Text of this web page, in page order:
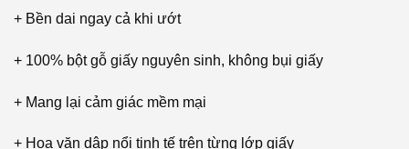
+ Bền dai ngay cả khi ướt
+ 100% bột gỗ giấy nguyên sinh, không bụi giấy
+ Mang lại cảm giác mềm mại
+ Hoa văn dập nổi tinh tế trên từng lớp giấy